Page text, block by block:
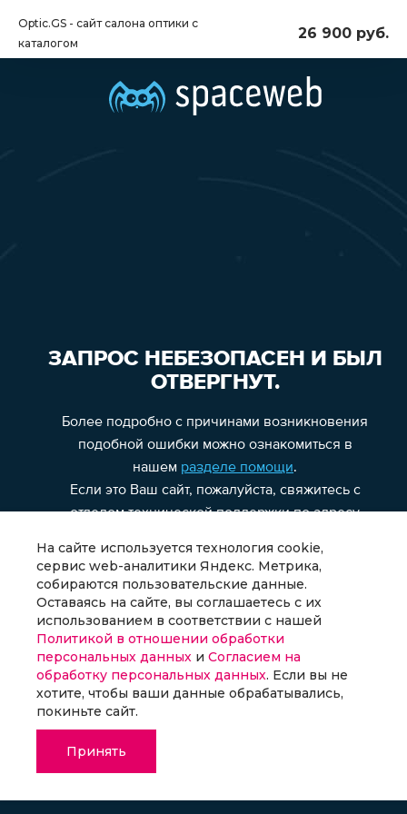
Optic.GS - сайт салона оптики с
каталогом
26 900 руб.
На сайте используется технология cookie,
сервис web-аналитики Яндекс. Метрика,
собираются пользовательские данные.
Оставаясь на сайте, вы соглашаетесь с их
использованием в соответствии с нашей
Политикой в отношении обработки
персональных данных и Согласием на
обработку персональных данных. Если вы не
хотите, чтобы ваши данные обрабатывались,
покиньте сайт.
Принять